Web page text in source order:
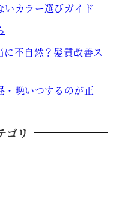
カラー選びガイド
に不自然？髪質改善ス
・晩いつするのが正
ゴリ